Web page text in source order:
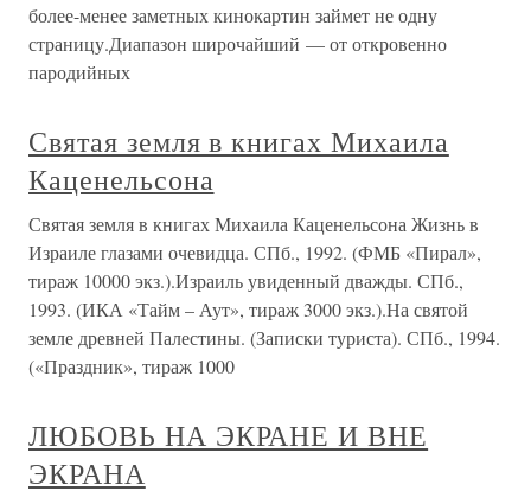
более-менее заметных кинокартин займет не одну
страницу.Диапазон широчайший — от откровенно
пародийных
Святая земля в книгах Михаила
Каценельсона
Святая земля в книгах Михаила Каценельсона Жизнь в
Израиле глазами очевидца. СПб., 1992. (ФМБ «Пирал»,
тираж 10000 экз.).Израиль увиденный дважды. СПб.,
1993. (ИКА «Тайм – Аут», тираж 3000 экз.).На святой
земле древней Палестины. (Записки туриста). СПб., 1994.
(«Праздник», тираж 1000
ЛЮБОВЬ НА ЭКРАНЕ И ВНЕ
ЭКРАНА